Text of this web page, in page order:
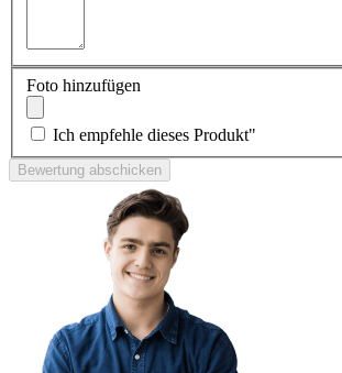
Foto hinzufügen
Ich empfehle dieses Produkt"
Bewertung abschicken